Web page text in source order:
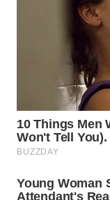
TEBING
WN
PAKPAK
WN